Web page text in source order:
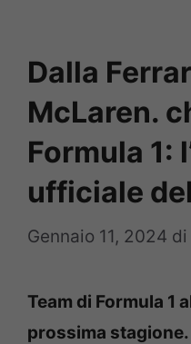
Dalla
McLaren.
Formula 1:
ufficiale
Gennaio 11, 2024 di
Team di Formula 1
prossima